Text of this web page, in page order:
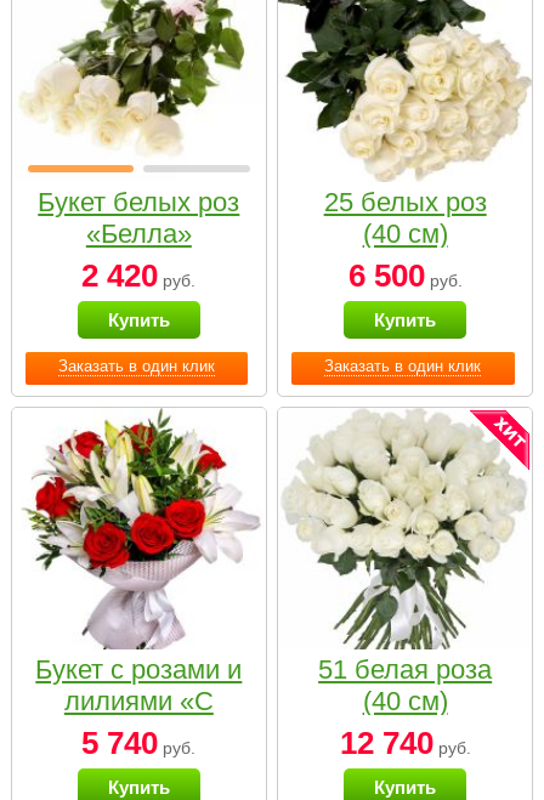
Заказать в один клик
Букет белых роз
«Белла»
2 420 руб.
Купить
Заказать в один клик
25 белых роз
(40 см)
6 500руб.
Купить
Букет с розами и
лилиями «С
наилучшими
пожеланиями»
5 740 руб.
Купить
51 белая роза
(40 см)
12 740руб.
Купить